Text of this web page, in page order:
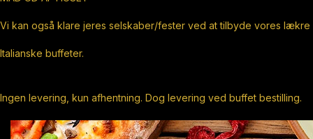
Vi kan også klare jeres selskaber/fester ved at tilbyde vores lækre
Italianske buffeter.
Ingen levering, kun afhentning. Dog levering ved buffet bestilling.